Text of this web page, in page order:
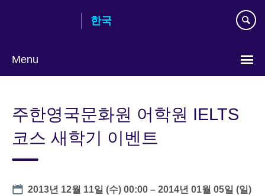
content
한국
Menu
주한영국문화원 어학원 IELTS
코스 새학기 이벤트
Date
2013년 12월 11일 (수) 00:00 –2014년 01월 05일 (일)